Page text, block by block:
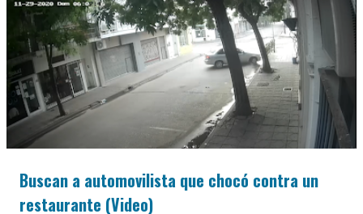
Buscan a automovilista que chocó contra un
restaurante (Video)